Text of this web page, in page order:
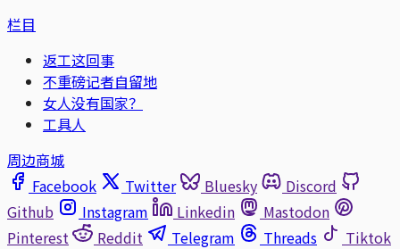
栏目
返工这回事
不重磅记者自留地
女人没有国家？
工具人
周边商城
Facebook
Twitter Bluesky
Discord
Github
Instagram Linkedin
Mastodon
Pinterest
Reddit Telegram Threads
Tiktok